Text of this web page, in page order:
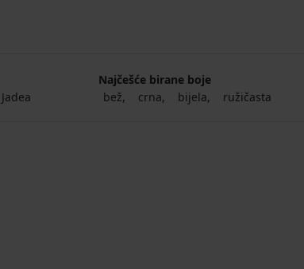
Jadea
Najčešće birane boje
bež
crna bijela ružičasta